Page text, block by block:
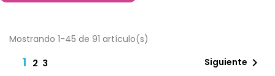
Mostrando 1-45 de 91 artículo(s)
1 2 3 Siguiente 